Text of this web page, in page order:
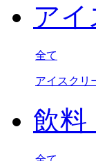
アイ
全て
アイスクリ
飲料